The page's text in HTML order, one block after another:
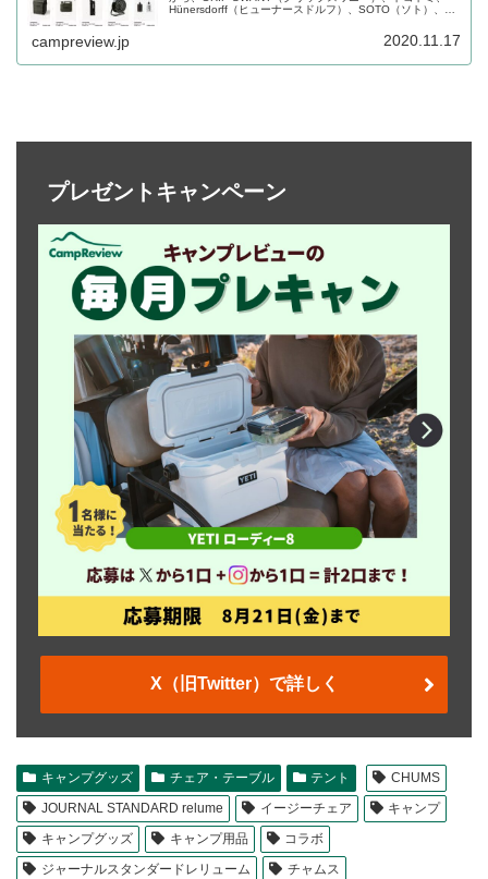
Hünersdorff（ヒューナースドルフ）、SOTO（ソト）、
11月21日から販売開始されます。詳細をレビューします。
campreview.jp 2020.11.17
プレゼントキャンペーン
X（旧Twitter）で詳しく
キャンプグッズ チェア・テーブル テント
CHUMS
JOURNAL STANDARD relume
イージーチェア
キャンプ
キャンプグッズ
キャンプ用品
コラボ
ジャーナルスタンダードレリューム
チャムス